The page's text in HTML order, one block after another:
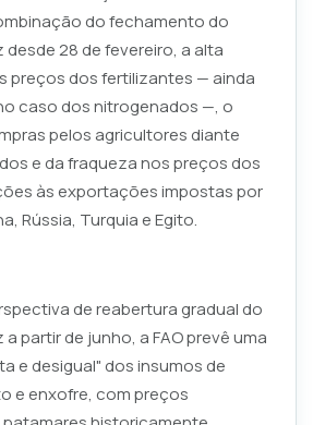
do fechamento do
desde 28 de fevereiro, a alta
preços dos fertilizantes — ainda
caso dos nitrogenados —, o
pelos agricultores diante
e da fraqueza nos preços dos
às exportações impostas por
Rússia, Turquia e Egito.
de reabertura gradual do
partir de junho, a FAO prevê uma
e desigual" dos insumos de
e enxofre, com preços